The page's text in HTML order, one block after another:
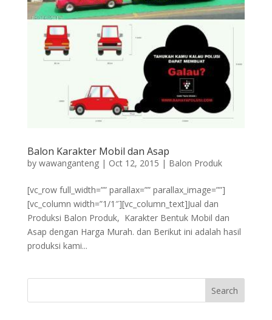
Balon Karakter Mobil dan Asap
by wawanganteng| Oct 12, 2015 | Balon Produk
[vc_row full_width=”” parallax=”” parallax_image=””]
[vc_column width=”1/1″][vc_column_text]Jual dan
Produksi Balon Produk, Karakter Bentuk Mobil dan
Asap dengan Harga Murah. dan Berikut ini adalah hasil
produksi kami...